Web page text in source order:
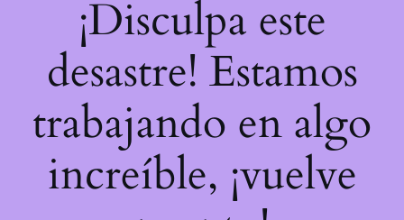
¡Disculpa este
desastre! Estamos
trabajando en algo
increíble, ¡vuelve